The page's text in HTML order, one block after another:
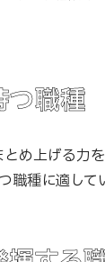
つ職種
め上げる力
種に適して